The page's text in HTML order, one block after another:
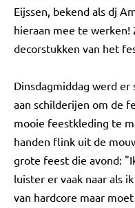
Eijssen, bekend als dj
hieraan mee te werken!
decorstukken van het
Dinsdagmiddag werd
aan schilderijen om de
mooie feestkleding te
handen flink uit de
grote feest die avond:
luister er vaak naar als
van hardcore maar